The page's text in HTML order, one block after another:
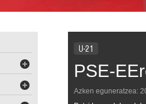
U-21
PSE-
Azken eguneratzea: